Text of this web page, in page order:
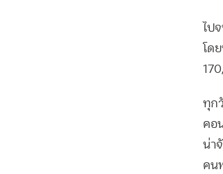
ไป
โด
ทุก
คอ
น่า
คน